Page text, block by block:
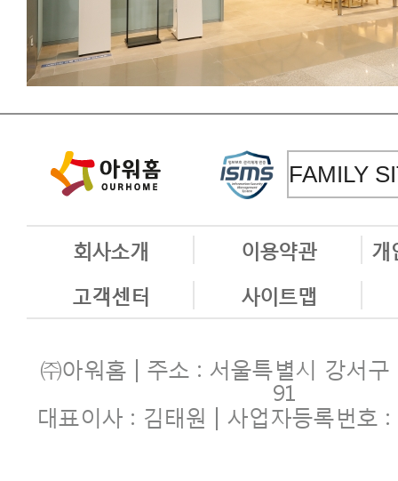
회사소개 이용약관
개
고객센터
사이트맵
㈜아워홈 | 주소 : 서울특별시 강서구
91
대표이사 : 김태원 | 사업자등록번호